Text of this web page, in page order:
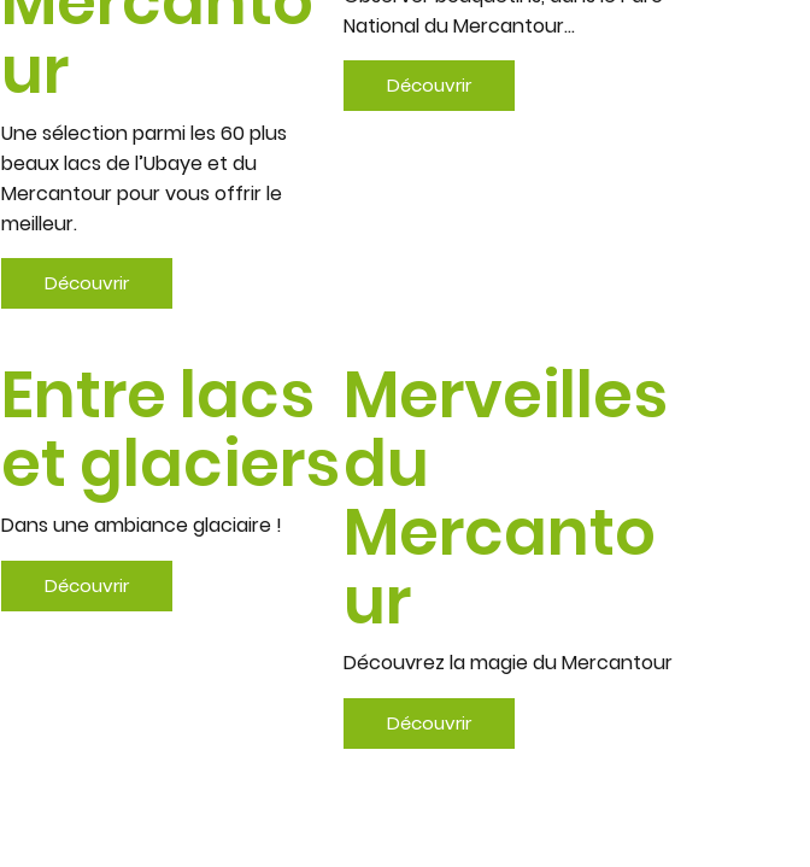
ur
Une sélection parmi les 60 plus
beaux lacs de l’Ubaye et du
Mercantour pour vous offrir le
meilleur.
Découvrir
National du Mercantour...
Découvrir
Entre lacs
et glaciers
Dans une ambiance glaciaire !
Découvrir
Merveilles
du
Mercanto
ur
Découvrez la magie du Mercantour
Découvrir